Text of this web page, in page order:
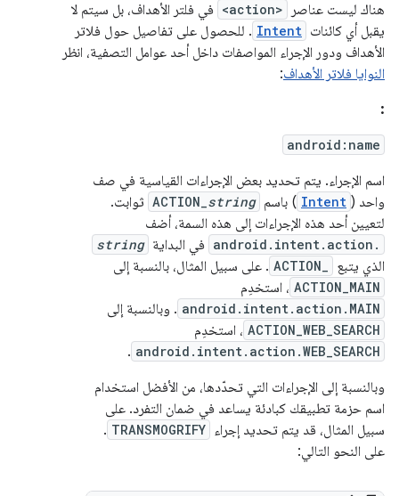
هناك ليست عناصر
<action> في فلتر الأهداف، بل سيتم لا
يقبل أي كائنات Intent . للحصول على تفاصيل حول فلاتر
الأهداف ودور الإجراء المواصفات داخل أحد عوامل التصفية، انظر
النوايا فلاتر الأهداف:
:
android:name
اسم الإجراء. يتم تحديد بعض الإجراءات القياسية في صف
واحد ( Intent ) باسم ACTION_ string
ثوابت.
لتعيين أحد هذه الإجراءات إلى هذه السمة، أضف
android.intent.action. في البداية string
الذي يتبع ACTION_ . على سبيل المثال، بالنسبة إلى
ACTION_MAIN ، استخدِم
android.intent.action.MAIN . وبالنسبة إلى
ACTION_WEB_SEARCH ، استخدِم
android.intent.action.WEB_SEARCH
.
وبالنسبة إلى الإجراءات التي تحدّدها، من الأفضل استخدام
اسم حزمة تطبيقك كبادئة يساعد في ضمان التفرد. على
سبيل المثال، قد يتم تحديد إجراء TRANSMOGRIFY
.
على النحو التالي: